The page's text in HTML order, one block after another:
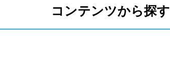
コンテンツから探す